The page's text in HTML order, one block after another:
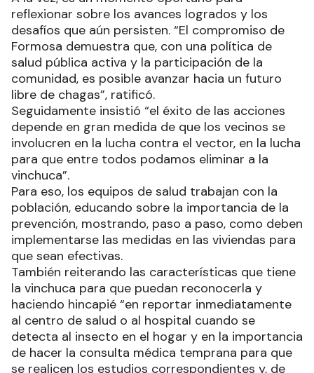
reflexionar sobre los avances logrados y los
desafíos que aún persisten. “El compromiso de
Formosa demuestra que, con una política de
salud pública activa y la participación de la
comunidad, es posible avanzar hacia un futuro
libre de chagas”, ratificó.
Seguidamente insistió “el éxito de las acciones
depende en gran medida de que los vecinos se
involucren en la lucha contra el vector, en la lucha
para que entre todos podamos eliminar a la
vinchuca”.
Para eso, los equipos de salud trabajan con la
población, educando sobre la importancia de la
prevención, mostrando, paso a paso, como deben
implementarse las medidas en las viviendas para
que sean efectivas.
También reiterando las características que tiene
la vinchuca para que puedan reconocerla y
haciendo hincapié “en reportar inmediatamente
al centro de salud o al hospital cuando se
detecta al insecto en el hogar y en la importancia
de hacer la consulta médica temprana para que
se realicen los estudios correspondientes y, de